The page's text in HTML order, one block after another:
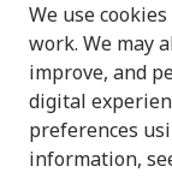
Browse
Collections
Disciplines
Authors
We use
work. We may
improve, and
digital
preferences
information,